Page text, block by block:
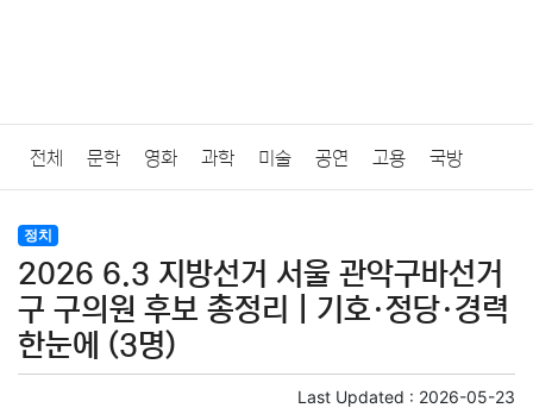
전체 문학 영화 과학 미술 공연 고용 국방
법률
질병 가요 방송 일상 주식 암호화폐 블록체인
결혼 육아 반려동물
정치
2026 6.3 지방선거 서울 관악구바선거
구 구의원 후보 총정리｜기호·정당·경력
한눈에 (3명)
Last Updated : 2026-05-23